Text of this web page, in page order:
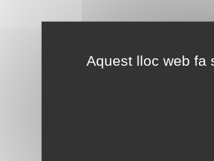
Aquest lloc web fa